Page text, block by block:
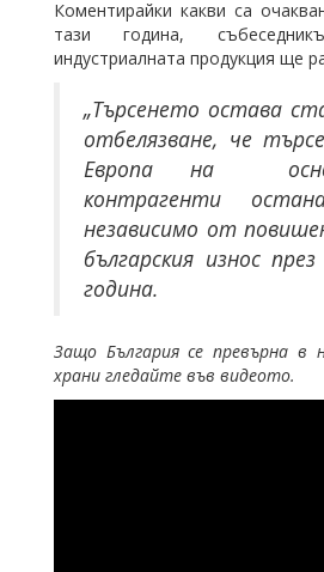
Коментирайки какви са
тази година,
индустриалната продукция ще
„Търсенето остава
отбелязване, че
Европа на
контрагенти
независимо от
българския износ
година.
Защо България се превърна в
храни гледайте във видеото.